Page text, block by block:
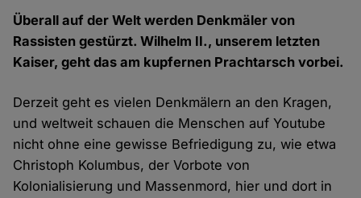
Überall auf der Welt werden Denkmäler von
Rassisten gestürzt. Wilhelm II., unserem letzten
Kaiser, geht das am kupfernen Prachtarsch vorbei.
Derzeit geht es vielen Denkmälern an den Kragen,
und weltweit schauen die Menschen auf Youtube
nicht ohne eine gewisse Befriedigung zu, wie etwa
Christoph Kolumbus, der Vorbote von
Kolonialisierung und Massenmord, hier und dort in